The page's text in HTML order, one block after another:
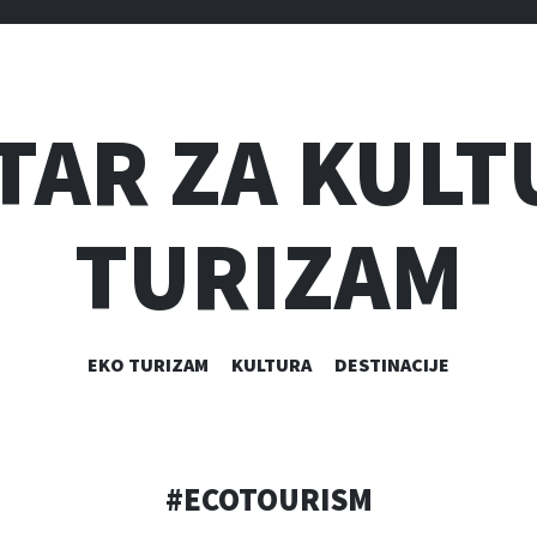
ZA
TURIZAM
SKIP
EKO TURIZAM KULTURA DESTINACIJE
#ECOTOURISM